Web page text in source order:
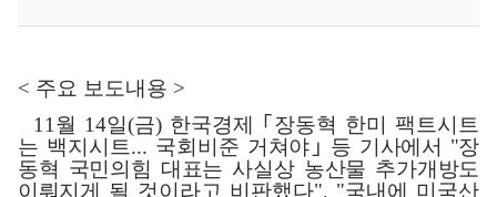
< 주요 보도내용 >
11 월 14일(금) 한국경제 ｢장동혁 한미 팩트시트
는 백지시트... 국회비준 거쳐야 ｣ 등 기사에서 "장
동혁 국민의힘 대표는 사실상 농산물 추가개방도
이뤄지게 될 것이라고 비판했다", "국내에 미국산